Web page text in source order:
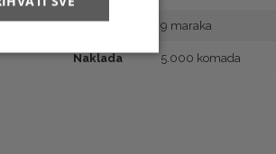
Arak 9 maraka
Naklada 5.000 komada